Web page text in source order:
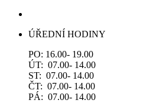
ÚŘEDNÍ HODINY
PO: 16.00- 19.00
ÚT: 07.00- 14.00
ST: 07.00- 14.00
ČT: 07.00- 14.00
PÁ: 07.00- 14.00